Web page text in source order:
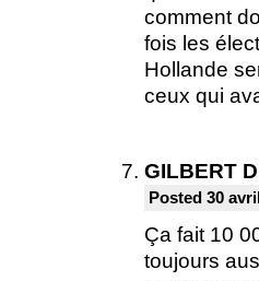
comment
fois les
Hollande
ceux qui
GILBERT
Posted 30
Ça fait 10
toujours